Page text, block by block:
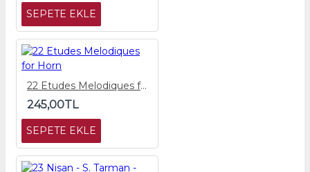
SEPETE EKLE
22 Etudes Melodiques for Horn
245,00TL
SEPETE EKLE